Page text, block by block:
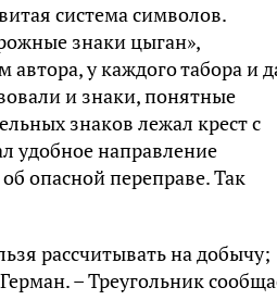
система символов.
знаки цыган»,
автора, у каждого табора и
и знаки, понятные
знаков лежал крест с
удобное направление
опасной переправе. Так
рассчитывать на добычу;
– Треугольник